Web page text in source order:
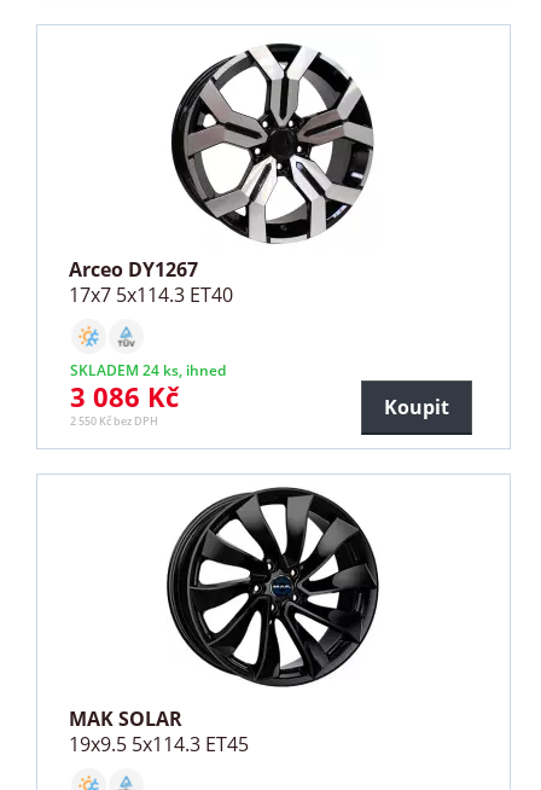
Arceo DY1267
17x7 5x114.3 ET40
SKLADEM 24 ks, ihned
3 086 Kč
2 550 Kč bez DPH
Koupit
MAK SOLAR
19x9.5 5x114.3 ET45